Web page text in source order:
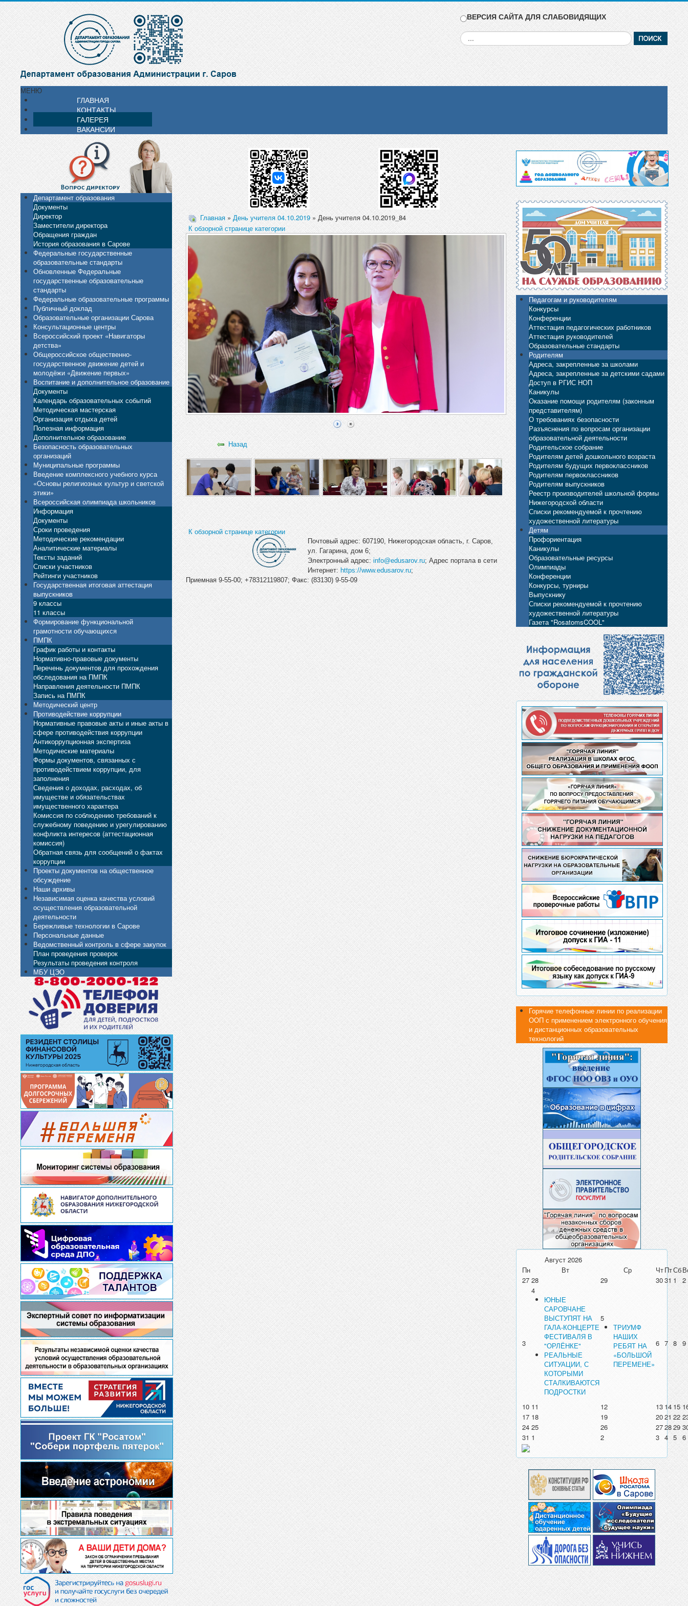
ВЕРСИЯ САЙТА ДЛЯ СЛАБОВИДЯЩИХ
Искать...
МЕНЮ
ГЛАВНАЯ
КОНТАКТЫ
ГАЛЕРЕЯ
ВАКАНСИИ
Департамент образования
Документы
Директор
Заместители директора
Обращения граждан
История образования в Сарове
Федеральные государственные
образовательные стандарты
Обновленные Федеральные
государственные образовательные
стандарты
Федеральные образовательные программы
Публичный доклад
Образовательные организации Сарова
Консультационные центры
Всероссийский проект «Навигаторы
детства»
Общероссийское общественно-
государственное движение детей и
молодёжи «Движение первых»
Воспитание и дополнительное образование
Документы
Календарь образовательных событий
Методическая мастерская
Организация отдыха детей
Полезная информация
Дополнительное образование
Безопасность образовательных
организаций
Муниципальные программы
Введение комплексного учебного курса
«Основы религиозных культур и светской
этики»
Всероссийская олимпиада школьников
Информация
Документы
Сроки проведения
Методические рекомендации
Аналитические материалы
Тексты заданий
Списки участников
Рейтинги участников
Государственная итоговая аттестация
выпускников
9 классы
11 классы
Формирование функциональной
грамотности обучающихся
ПМПК
График работы и контакты
Нормативно-правовые документы
Перечень документов для прохождения
обследования на ПМПК
Направления деятельности ПМПК
Запись на ПМПК
Методический центр
Противодействие коррупции
Нормативные правовые акты и иные акты в
сфере противодействия коррупции
Антикоррупционная экспертиза
Методические материалы
Формы документов, связанных с
противодействием коррупции, для
заполнения
Сведения о доходах, расходах, об
имуществе и обязательствах
имущественного характера
Комиссия по соблюдению требований к
служебному поведению и урегулированию
конфликта интересов (аттестационная
комиссия)
Обратная связь для сообщений о фактах
коррупции
Проекты документов на общественное
обсуждение
Наши архивы
Независимая оценка качества условий
осуществления образовательной
деятельности
Бережливые технологии в Сарове
Персональные данные
Ведомственный контроль в сфере закупок
План проведения проверок
Результаты проведения контроля
МБУ ЦЭО
Главная»День учителя 04.10.2019» День учителя 04.10.2019_84
К обзорной странице категории
Назад
К обзорной странице категории
Почтовый адрес: 607190, Нижегородская область, г. Саров,
ул. Гагарина, дом 6;
Электронный адрес:info@edusarov.ru; Адрес портала в сети
Интернет:https://www.edusarov.ru;
Приемная 9-55-00; +78312119807; Факс: (83130) 9-55-09
Педагогам и руководителям
Конкурсы
Конференции
Аттестация педагогических работников
Аттестация руководителей
Образовательные стандарты
Родителям
Адреса, закрепленные за школами
Адреса, закрепленные за детскими садами
Доступ в РГИС НОП
Каникулы
Оказание помощи родителям (законным
представителям)
О требованиях безопасности
Разъяснения по вопросам организации
образовательной деятельности
Родительское собрание
Родителям детей дошкольного возраста
Родителям будущих первоклассников
Родителям первоклассников
Родителям выпускников
Реестр производителей школьной формы
Нижегородской области
Списки рекомендуемой к прочтению
художественной литературы
Детям
Профориентация
Каникулы
Образовательные ресурсы
Олимпиады
Конференции
Конкурсы, турниры
Выпускнику
Списки рекомендуемой к прочтению
художественной литературы
Газета "RosatomsCOOL"
Горячие телефонные линии по реализации
ООП с применением электронного обучения
и дистанционных образовательных
технологий
Август 2026
Пн
Вт Ср ЧтПтСб
27 28 29 30311 2
3
4
ЮНЫЕ
САРОВЧАНЕ
ВЫСТУПЯТ НА
ГАЛА-КОНЦЕРТЕ
ФЕСТИВАЛЯ В
"ОРЛЁНКЕ"
РЕАЛЬНЫЕ
СИТУАЦИИ, С
КОТОРЫМИ
СТАЛКИВАЮТСЯ
ПОДРОСТКИ
5
ТРИУМФ
НАШИХ
РЕБЯТ НА
«БОЛЬШОЙ
ПЕРЕМЕНЕ»
6 7 8 9
10 11 12 13 1415
17 18 19 202122
24 25 26 272829
31 1 2 3 4 5 6